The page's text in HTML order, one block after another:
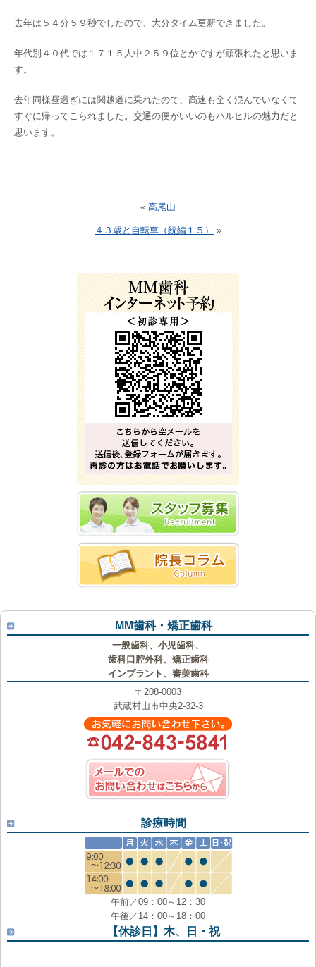
去年は５４分５９秒でしたので、大分タイム更新できました。
年代別４０代では１７１５人中２５９位とかですが頑張れたと思いま
す。
去年同様昼過ぎには関越道に乗れたので、高速も全く混んでいなくて
すぐに帰ってこられました。交通の便がいいのもハルヒルの魅力だと
思います。
« 高尾山
４３歳と自転車（続編１５） »
MM歯科・矯正歯科
一般歯科、小児歯科、
歯科口腔外科、矯正歯科
インプラント、審美歯科
〒208-0003
武蔵村山市中央2-32-3
診療時間
午前／09：00～12：30
午後／14：00～18：00
【休診日】木、日・祝